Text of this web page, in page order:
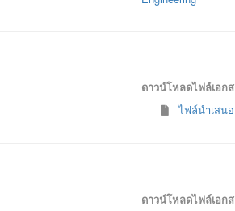
ดาวน์โหลดไฟล์เอก
ไฟล์นำเสน
ดาวน์โหลดไฟล์เอก